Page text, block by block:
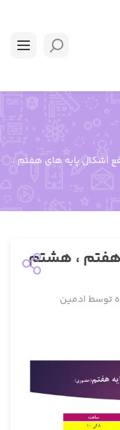
اشکال پایه های هفتم ،
هفتم ، هشتم
توسط ادمین